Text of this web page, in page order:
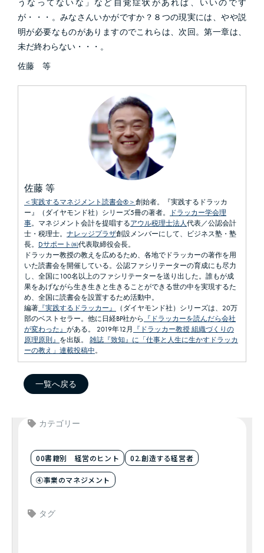
うなってないな」など自覚症状があれば、いいのです
が・・・。みなさんいかがですか？８つの現実には、やや説
明が必要なものがありますのでこれらは、次回。第一章は、
未だ終わらない・・・。
佐藤 等
佐藤 等
＜実践するマネジメント読書会®＞創始者。『実践するドラッカ
ー』（ダイヤモンド社）シリーズ5冊の著者。
ドラッカー学会理
事。マネジメント会計を提唱するアウル税理士法人代表／公認会計
士・税理士。 ナレッジプラザ創設メンバーにして、ビジネス塾・塾
長。 Dサポート㈱代表取締役会長。
ドラッカー教授の教えを広めるため、各地でドラッカーの著作を用
いた読書会を開催している。公認ファシリテーターの育成にも尽力
し、全国に100名以上のファシリテーターを送り出した。誰もが成
果をあげながら生き生きと生きることができる世の中を実現するた
め、全国に読書会を設置するため活動中。
編著 『実践するドラッカー』
（ダイヤモンド社）シリーズは、20万
部のベストセラー。他に日経BP社から 『ドラッカーを読んだら会社
が変わった』 がある。 2019年12月 『ドラッカー教授 組織づくりの
原理原則』 を出版。 雑誌『致知』に「仕事と人生に生かすドラッカ
ーの教え」連載投稿中。
一覧へ戻る
カテゴリー
00書籍別 経営のヒント 02.創造する経営者
④事業のマネジメント
タグ